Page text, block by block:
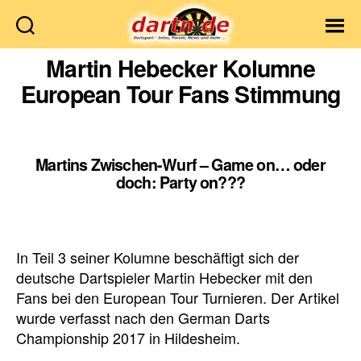
Dartn.de
Martin Hebecker Kolumne
European Tour Fans Stimmung
Martins Zwischen-Wurf – Game on… oder
doch: Party on???
In Teil 3 seiner Kolumne beschäftigt sich der
deutsche Dartspieler Martin Hebecker mit den
Fans bei den European Tour Turnieren. Der Artikel
wurde verfasst nach den German Darts
Championship 2017 in Hildesheim.